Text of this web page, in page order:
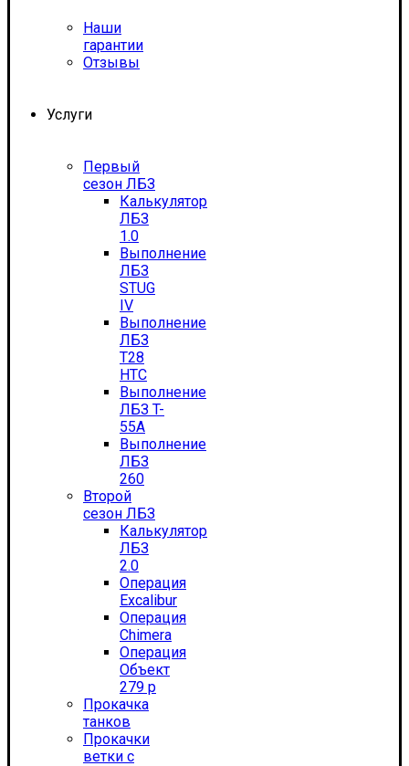
Наши
гарантии
Отзывы
Услуги
Первый
сезон ЛБЗ
Калькулятор
ЛБЗ
1.0
Выполнение
ЛБЗ
STUG
IV
Выполнение
ЛБЗ
T28
HTC
Выполнение
ЛБЗ T-
55А
Выполнение
ЛБЗ
260
Второй
сезон ЛБЗ
Калькулятор
ЛБЗ
2.0
Операция
Excalibur
Операция
Chimera
Операция
Объект
279 р
Прокачка
танков
Прокачки
ветки с